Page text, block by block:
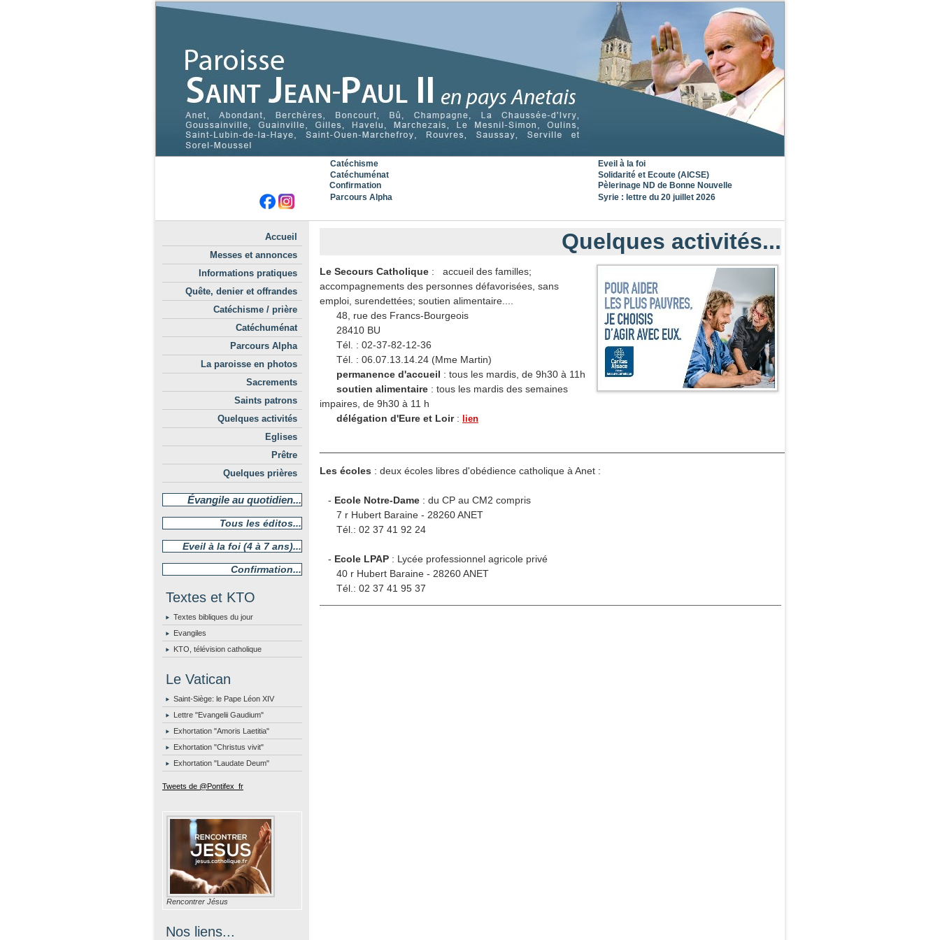
Catéchisme
Eveil à la foi
Catéchuménat
Solidarité et Ecoute (AICSE)
Confirmation
Pèlerinage ND de Bonne Nouvelle
Parcours Alpha
Syrie : lettre du 20 juillet 2026
Accueil
Messes et annonces
Informations pratiques
Quête, denier et offrandes
Catéchisme / prière
Catéchuménat
Parcours Alpha
La paroisse en photos
Sacrements
Saints patrons
Quelques activités
Eglises
Prêtre
Quelques prières
Évangile au quotidien...
Tous les éditos...
Eveil à la foi (4 à 7 ans)...
Confirmation...
Textes et KTO
Textes bibliques du jour
Evangiles
KTO, télévision catholique
Le Vatican
Saint-Siège: le Pape Léon XIV
Lettre "Evangelii Gaudium"
Exhortation "Amoris Laetitia"
Exhortation "Christus vivit"
Exhortation "Laudate Deum"
Tweets de @Pontifex_fr
Rencontrer Jésus
Nos liens...
Quelques activités...
Le Secours Catholique : accueil des familles;
accompagnements des personnes défavorisées, sans
emploi, surendettées; soutien alimentaire....
48, rue des Francs-Bourgeois
28410 BU
Tél. : 02-37-82-12-36
Tél. : 06.07.13.14.24 (Mme Martin)
permanence d'accueil : tous les mardis, de 9h30 à 11h
soutien alimentaire : tous les mardis des semaines
impaires, de 9h30 à 11 h
délégation d'Eure et Loir: lien
Les écoles : deux écoles libres d'obédience catholique à Anet :
- Ecole Notre-Dame : du CP au CM2 compris
7 r Hubert Baraine - 28260 ANET
Tél.: 02 37 41 92 24
- Ecole LPAP : Lycée professionnel agricole privé
40 r Hubert Baraine - 28260 ANET
Tél.: 02 37 41 95 37